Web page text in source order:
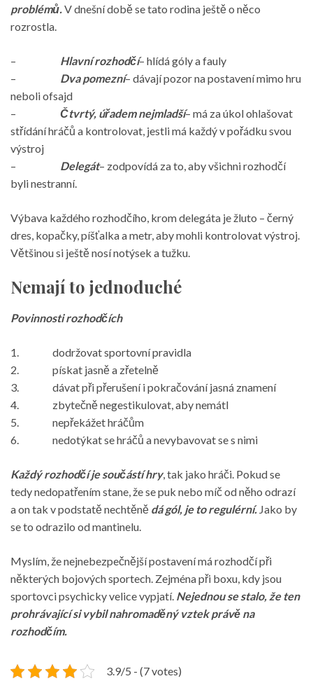
problémů. V dnešní době se tato rodina ještě o něco
rozrostla.
– Hlavní rozhodčí– hlídá góly a fauly
– Dva pomezní– dávají pozor na postavení mimo hru
neboli ofsajd
– Čtvrtý, úřadem nejmladší– má za úkol ohlašovat
střídání hráčů a kontrolovat, jestli má každý v pořádku svou
výstroj
– Delegát– zodpovídá za to, aby všichni rozhodčí
byli nestranní.
Výbava každého rozhodčího, krom delegáta je žluto – černý
dres, kopačky, píšťalka a metr, aby mohli kontrolovat výstroj.
Většinou si ještě nosí notýsek a tužku.
Nemají to jednoduché
Povinnosti rozhodčích
1. dodržovat sportovní pravidla
2. pískat jasně a zřetelně
3. dávat při přerušení i pokračování jasná znamení
4. zbytečně negestikulovat, aby nemátl
5. nepřekážet hráčům
6. nedotýkat se hráčů a nevybavovat se s nimi
Každý rozhodčí je součástí hry, tak jako hráči. Pokud se
tedy nedopatřením stane, že se puk nebo míč od něho odrazí
a on tak v podstatě nechtěně dá gól, je to regulérní. Jako by
se to odrazilo od mantinelu.
Myslím, že nejnebezpečnější postavení má rozhodčí při
některých bojových sportech. Zejména při boxu, kdy jsou
sportovci psychicky velice vypjatí. Nejednou se stalo, že ten
prohrávající si vybil nahromaděný vztek právě na
rozhodčím.
3.9/5 - (7 votes)